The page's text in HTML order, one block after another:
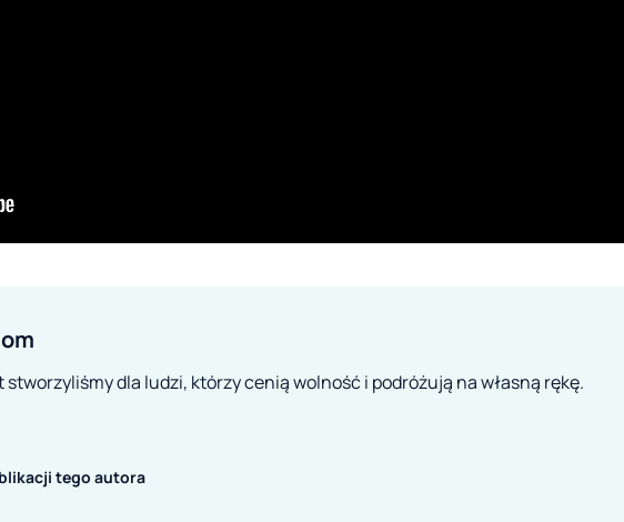
stworzyliśmy dla ludzi, którzy cenią wolność i podróżują na własną rękę.
tego autora